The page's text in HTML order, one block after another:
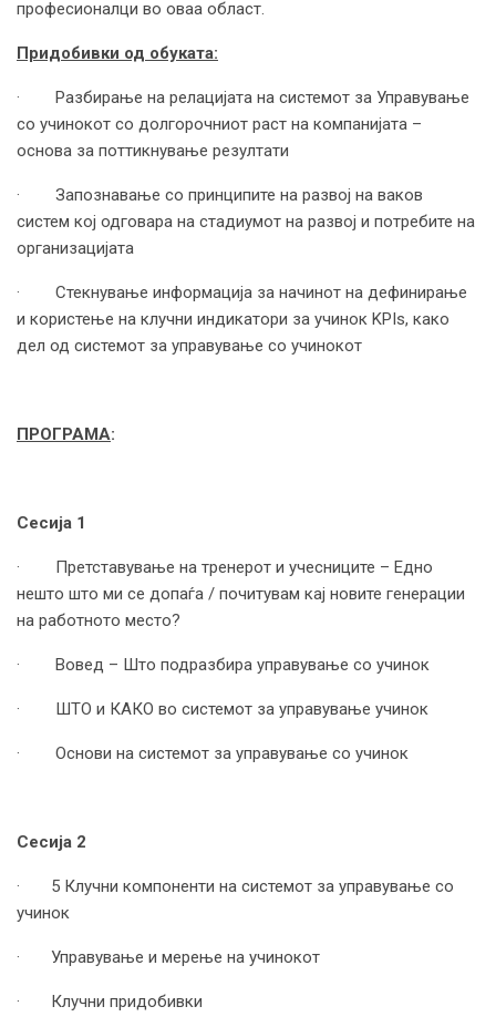
професионалци во оваа област.
Придобивки од обуката:
· Разбирање на релацијата на системот за Управување
со учинокот со долгорочниот раст на компанијата –
основа за поттикнување резултати
· Запознавање со принципите на развој на ваков
систем кој одговара на стадиумот на развој и потребите на
организацијата
· Стекнување информација за начинот на дефинирање
и користење на клучни индикатори за учинок KPIs, како
дел од системот за управување со учинокот
ПРОГРАМА:
Сесија 1
· Претставување на тренерот и учесниците – Едно
нешто што ми се допаѓа / почитувам кај новите генерации
на работното место?
· Вовед – Што подразбира управување со учинок
· ШТО и КАКО во системот за управување учинок
· Основи на системот за управување со учинок
Сесија 2
· 5 Клучни компоненти на системот за управување со
учинок
· Управување и мерење на учинокот
· Клучни придобивки